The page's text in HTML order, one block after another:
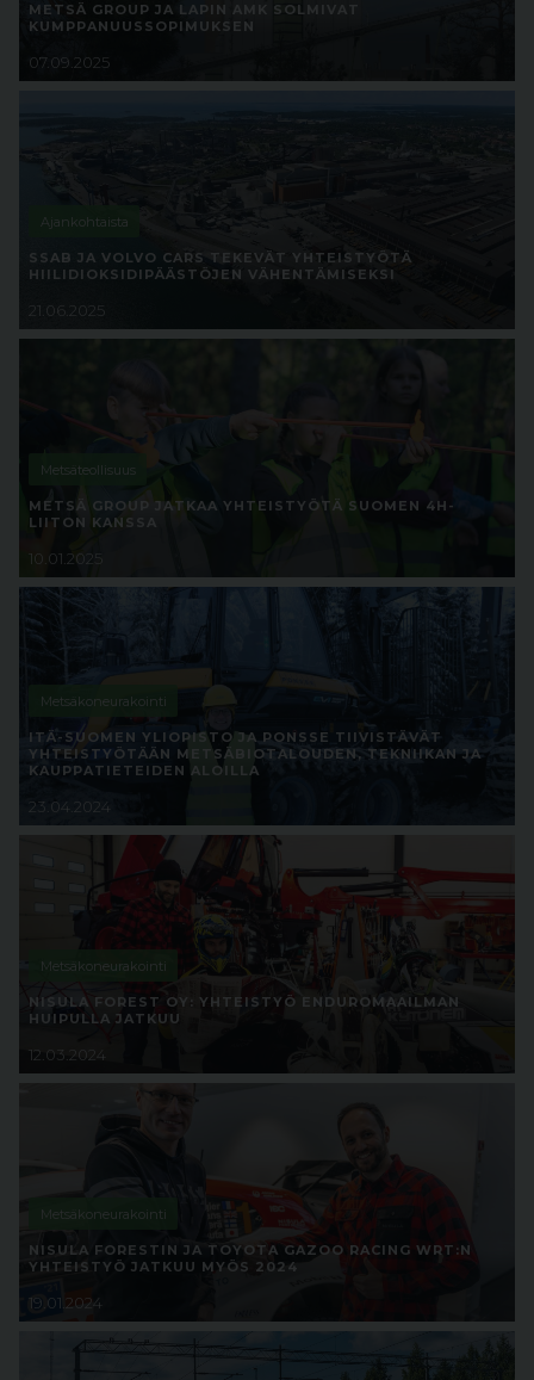
METSÄ GROUP JA LAPIN AMK SOLMIVAT
KUMPPANUUSSOPIMUKSEN
07.09.2025
Ajankohtaista
SSAB JA VOLVO CARS TEKEVÄT YHTEISTYÖTÄ
HIILIDIOKSIDIPÄÄSTÖJEN VÄHENTÄMISEKSI
21.06.2025
Metsäteollisuus
METSÄ GROUP JATKAA YHTEISTYÖTÄ SUOMEN 4H-
LIITON KANSSA
10.01.2025
Metsäkoneurakointi
ITÄ-SUOMEN YLIOPISTO JA PONSSE TIIVISTÄVÄT
YHTEISTYÖTÄÄN METSÄBIOTALOUDEN, TEKNIIKAN JA
KAUPPATIETEIDEN ALOILLA
23.04.2024
Metsäkoneurakointi
NISULA FOREST OY: YHTEISTYÖ ENDUROMAAILMAN
HUIPULLA JATKUU
12.03.2024
Metsäkoneurakointi
NISULA FORESTIN JA TOYOTA GAZOO RACING WRT:N
YHTEISTYÖ JATKUU MYÖS 2024
19.01.2024